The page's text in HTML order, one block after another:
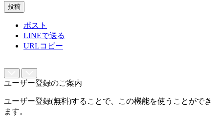
投稿
ポスト
LINEで送る
URLコピー
ユーザー登録のご案内
ユーザー登録(無料)することで、この機能を使うことができ
ます。